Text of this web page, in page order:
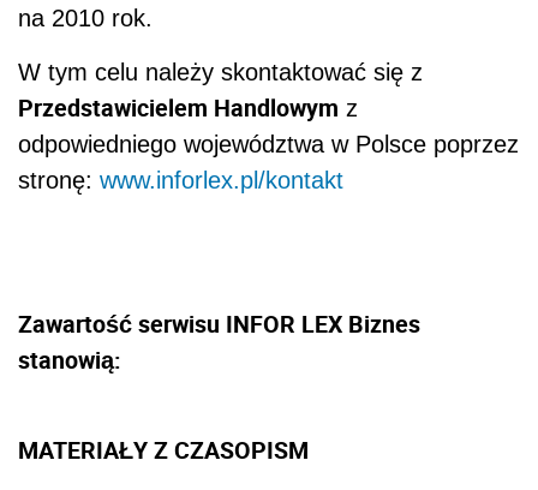
na 2010 rok.
W tym celu należy skontaktować się z
Przedstawicielem Handlowym z
odpowiedniego województwa w Polsce poprzez
stronę: www.inforlex.pl/kontakt
Zawartość serwisu INFOR LEX Biznes
stanowią:
MATERIAŁY Z CZASOPISM